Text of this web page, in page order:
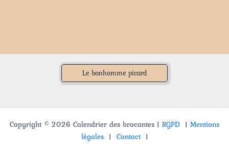
Le bonhomme picard
Copyright © 2026 Calendrier des brocantes | RGPD | Mentions
légales| Contact|